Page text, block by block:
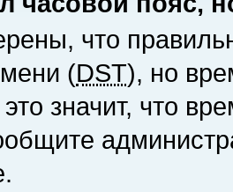
что
(DST), но
значит, что